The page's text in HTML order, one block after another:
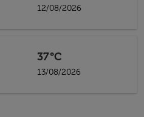
12/08/2026
37°C
13/08/2026